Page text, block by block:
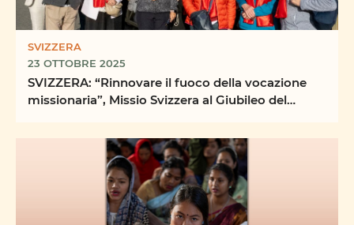
SVIZZERA
23 OTTOBRE 2025
SVIZZERA: “Rinnovare il fuoco della vocazione
missionaria”, Missio Svizzera al Giubileo del